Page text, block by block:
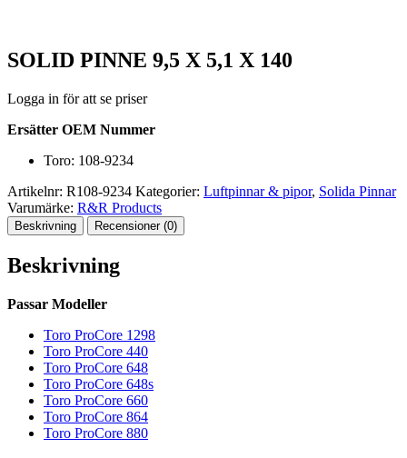
SOLID PINNE 9,5 X 5,1 X 140
Logga in för att se priser
Ersätter OEM Nummer
Toro: 108-9234
Artikelnr: R108-9234 Kategorier: Luftpinnar & pipor, Solida Pinnar
Varumärke: R&R Products
Beskrivning Recensioner (0)
Beskrivning
Passar Modeller
Toro ProCore 1298
Toro ProCore 440
Toro ProCore 648
Toro ProCore 648s
Toro ProCore 660
Toro ProCore 864
Toro ProCore 880